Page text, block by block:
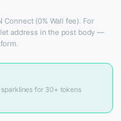
Connect (0% Wall fee). For
address in the post body —
for 30+ tokens